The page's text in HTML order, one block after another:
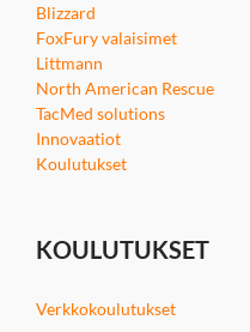
Blizzard
FoxFury valaisimet
Littmann
North American Rescue
TacMed solutions
Innovaatiot
Koulutukset
KOULUTUKSET
Verkkokoulutukset